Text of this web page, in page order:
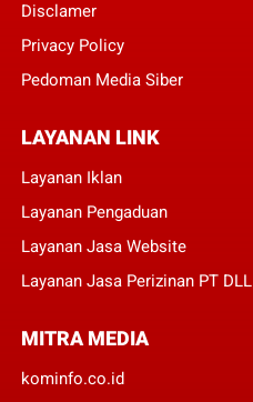
Disclamer
Privacy Policy
Pedoman Media Siber
LAYANAN LINK
Layanan Iklan
Layanan Pengaduan
Layanan Jasa Website
Layanan Jasa Perizinan PT DLL
MITRA MEDIA
kominfo.co.id